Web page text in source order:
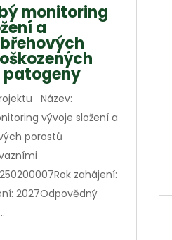
monitoring
a
Název:
vývoje složení a
porostů
zahájení:
2027Odpovědný